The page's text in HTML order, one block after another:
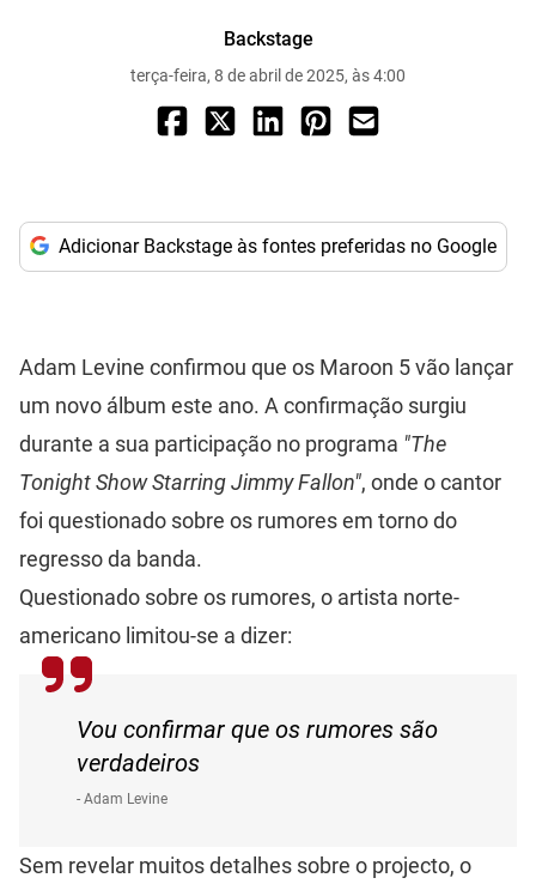
Backstage
terça-feira, 8 de abril de 2025, às 4:00
Adicionar Backstage às fontes preferidas no Google
Adam Levine confirmou que os Maroon 5 vão lançar
um novo álbum este ano. A confirmação surgiu
durante a sua participação no programa "The
Tonight Show Starring Jimmy Fallon", onde o cantor
foi questionado sobre os rumores em torno do
regresso da banda.
Questionado sobre os rumores, o artista norte-
americano limitou-se a dizer:
Vou confirmar que os rumores são
verdadeiros
- Adam Levine
Sem revelar muitos detalhes sobre o projecto, o